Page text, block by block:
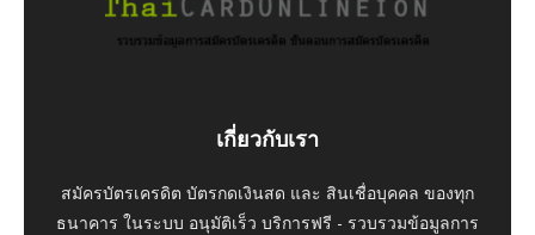
เกี่ยวกับเรา
สมัครบัตรเครดิต บัตรกดเงินสด และ สินเชื่อบุคคล ของทุก
ธนาคาร ในระบบ อนุมัติเร็ว บริการฟรี - รวบรวมข้อมูลการ